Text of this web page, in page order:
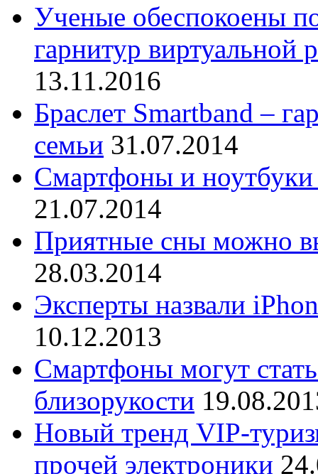
Ученые обеспокоены
гарнитур виртуальной
13.11.2016
Браслет Smartband –
семьи 31.07.2014
Смартфоны и
21.07.2014
Приятные сны можно
28.03.2014
Эксперты назвали
10.12.2013
Смартфоны могут
близорукости
Новый тренд VIP-
прочей электроники